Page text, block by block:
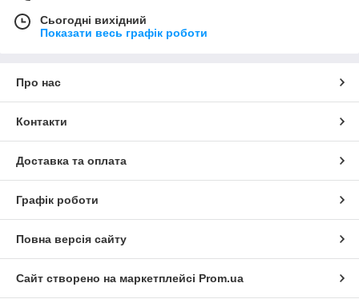
Сьогодні вихідний
Показати весь графік роботи
Про нас
Контакти
Доставка та оплата
Графік роботи
Повна версія сайту
Сайт створено на маркетплейсі Prom.ua